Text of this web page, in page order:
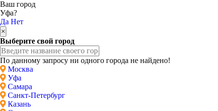
Ваш город
Уфа?
Да Нет
×
Выберите свой город
По данному запросу ни одного города не найдено!
Москва
Уфа
Самара
Санкт-Петербург
Казань